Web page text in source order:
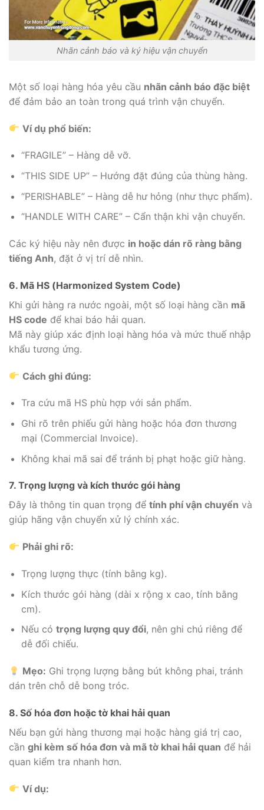
Nhãn cảnh báo và ký hiệu vận chuyển
Một số loại hàng hóa yêu cầu nhãn cảnh báo đặc biệt
để đảm bảo an toàn trong quá trình vận chuyển.
Ví dụ phổ biến:
“FRAGILE” – Hàng dễ vỡ.
“THIS SIDE UP” – Hướng đặt đúng của thùng hàng.
“PERISHABLE” – Hàng dễ hư hỏng (như thực phẩm).
“HANDLE WITH CARE” – Cẩn thận khi vận chuyển.
Các ký hiệu này nên được in hoặc dán rõ ràng bằng
tiếng Anh, đặt ở vị trí dễ nhìn.
6. Mã HS (Harmonized System Code)
Khi gửi hàng ra nước ngoài, một số loại hàng cần mã
HS code để khai báo hải quan.
Mã này giúp xác định loại hàng hóa và mức thuế nhập
khẩu tương ứng.
Cách ghi đúng:
Tra cứu mã HS phù hợp với sản phẩm.
Ghi rõ trên phiếu gửi hàng hoặc hóa đơn thương
mại (Commercial Invoice).
Không khai mã sai để tránh bị phạt hoặc giữ hàng.
7. Trọng lượng và kích thước gói hàng
Đây là thông tin quan trọng để tính phí vận chuyển và
giúp hãng vận chuyển xử lý chính xác.
Phải ghi rõ:
Trọng lượng thực (tính bằng kg).
Kích thước gói hàng (dài x rộng x cao, tính bằng
cm).
Nếu có trọng lượng quy đổi, nên ghi chú riêng để
dễ đối chiếu.
Mẹo: Ghi trọng lượng bằng bút không phai, tránh
dán trên chỗ dễ bong tróc.
8. Số hóa đơn hoặc tờ khai hải quan
Nếu bạn gửi hàng thương mại hoặc hàng giá trị cao,
cần ghi kèm số hóa đơn và mã tờ khai hải quan để hải
quan kiểm tra nhanh hơn.
Ví dụ: